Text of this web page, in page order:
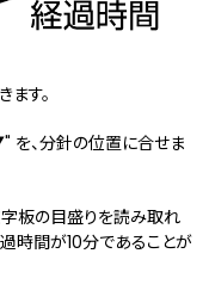
す。
、分針の位置に合せま
板の目盛りを読み取れ
時間が10分であることが